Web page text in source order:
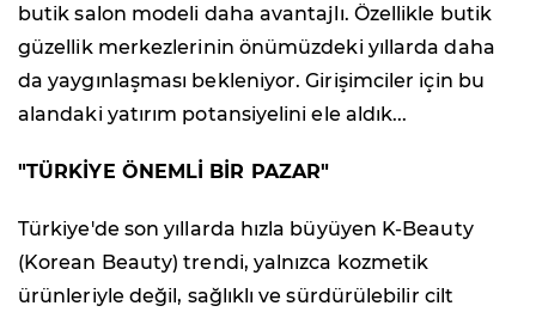
butik salon modeli daha avantajlı. Özellikle butik
güzellik merkezlerinin önümüzdeki yıllarda daha
da yaygınlaşması bekleniyor. Girişimciler için bu
alandaki yatırım potansiyelini ele aldık...
"TÜRKİYE ÖNEMLİ BİR PAZAR"
Türkiye'de son yıllarda hızla büyüyen K-Beauty
(Korean Beauty) trendi, yalnızca kozmetik
ürünleriyle değil, sağlıklı ve sürdürülebilir cilt